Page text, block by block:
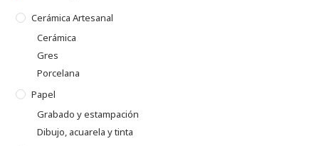
Cerámica Artesanal
Cerámica
Gres
Porcelana
Papel
Grabado y estampación
Dibujo, acuarela y tinta